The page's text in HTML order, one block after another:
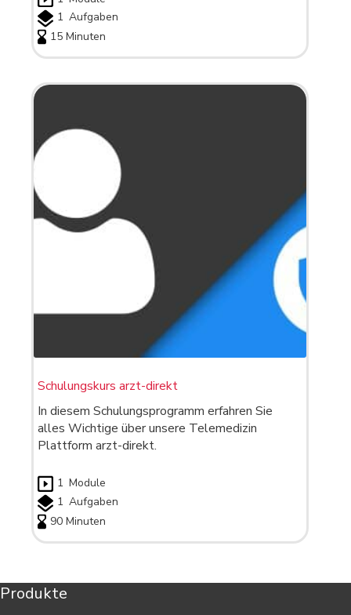
1 Aufgaben
15 Minuten
Schulungskurs arzt-direkt
In diesem Schulungsprogramm erfahren Sie
alles Wichtige über unsere Telemedizin
Plattform arzt-direkt.
1 Module
1 Aufgaben
90 Minuten
Produkte